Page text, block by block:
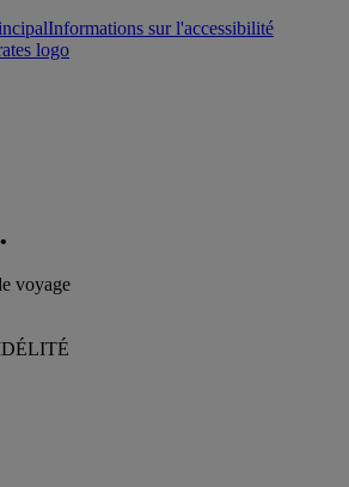
Informations sur l'accessibilité
•
voyage